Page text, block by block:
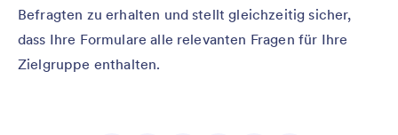
Befragten zu erhalten und stellt gleichzeitig sicher,
dass Ihre Formulare alle relevanten Fragen für Ihre
Zielgruppe enthalten.